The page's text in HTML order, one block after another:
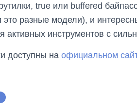
true или buffered
разные модели), и
активных инструментов с
доступны на официальном